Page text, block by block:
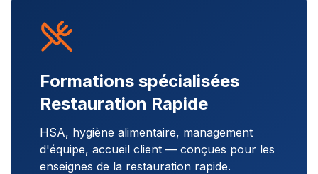
Formations spécialisées
Restauration Rapide
HSA, hygiène alimentaire, management
d'équipe, accueil client — conçues pour les
enseignes de la restauration rapide.